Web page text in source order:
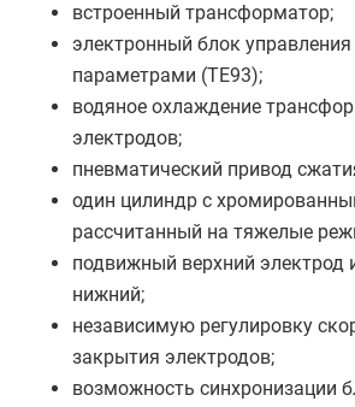
встроенный трансформатор;
электронный блок
параметрами (TE93);
водяное охлаждение
электродов;
пневматический привод
один цилиндр с
рассчитанный на тяжелые
подвижный верхний электрод
нижний;
независимую регулировку
закрытия электродов;
возможность синхронизации